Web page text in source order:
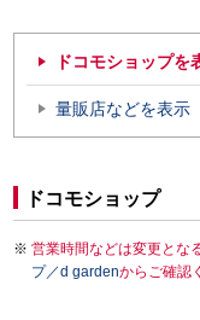
ドコモショップを
量販店などを表示
ドコモショップ
営業時間などは変更とな
プ／d gardenからご確認